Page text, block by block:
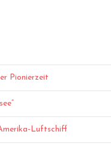
Pionierzeit
Luftschiff